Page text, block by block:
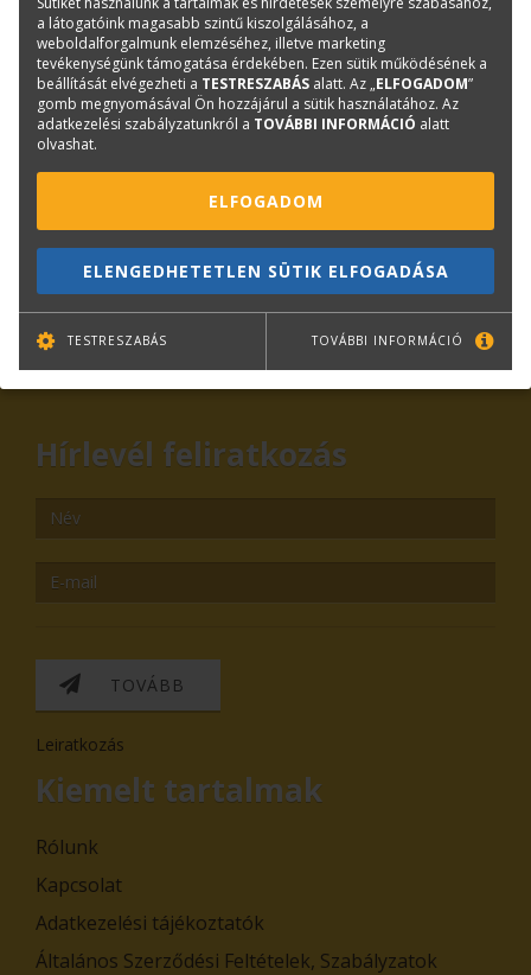
Cikkszám:
CAD_SUP-0206
Márka:
TERC
Kérdése van?
Plotter értékesítés
Központi elérhetőségek
Hírlevél feliratkozás
TOVÁBB
Leiratkozás
Kiemelt tartalmak
Rólunk
Kapcsolat
Adatkezelési tájékoztatók
Általános Szerződési Feltételek, Szabályzatok
a látogatóink magasabb szintű kiszolgálásához, a
weboldalforgalmunk elemzéséhez, illetve marketing
tevékenységünk támogatása érdekében. Ezen sütik működésének a
beállítását elvégezheti a TESTRESZABÁS alatt. Az „ELFOGADOM”
gomb megnyomásával Ön hozzájárul a sütik használatához. Az
adatkezelési szabályzatunkról a TOVÁBBI INFORMÁCIÓ alatt
olvashat.
ELFOGADOM
ELENGEDHETETLEN SÜTIK ELFOGADÁSA
TESTRESZABÁS TOVÁBBI INFORMÁCIÓ